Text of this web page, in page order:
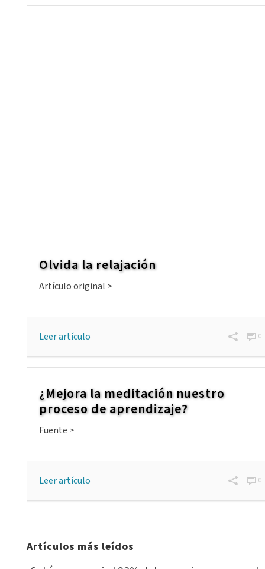
Olvida la relajación
Artículo original >
Leer artículo 0
¿Mejora la meditación nuestro
proceso de aprendizaje?
Fuente >
Leer artículo 0
Artículos más leídos